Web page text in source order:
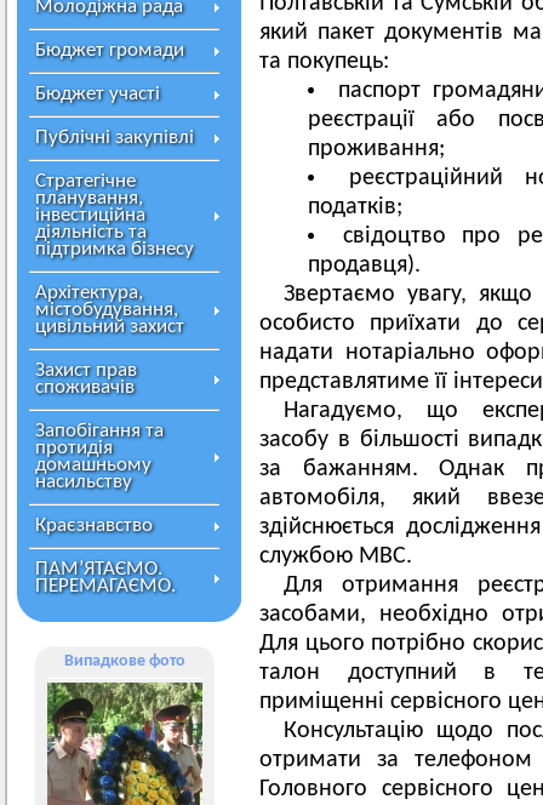
Молодіжна рада
Бюджет громади
Бюджет участі
Публічні закупівлі
Стратегічне
планування,
інвестиційна
діяльність та
підтримка бізнесу
Архітектура,
містобудування,
цивільний захист
Захист прав
споживачів
Запобігання та
протидія
домашньому
насильству
Краєзнавство
ПАМ’ЯТАЄМО.
ПЕРЕМАГАЄМО.
Випадкове фото
який пакет документів
та покупець:
паспорт
реєстрації або
проживання;
реєстраційний
податків;
свідоцтво про
продавця).
Звертаємо увагу,
особисто приїхати до
надати нотаріально
представлятиме її
Нагадуємо, що
засобу в більшості
за бажанням. Однак
автомобіля, який
здійснюється
службою МВС.
Для отримання
засобами, необхідно
Для цього потрібно
талон доступний в
приміщенні сервісного
Консультацію щодо
отримати за телефоном
Головного сервісного